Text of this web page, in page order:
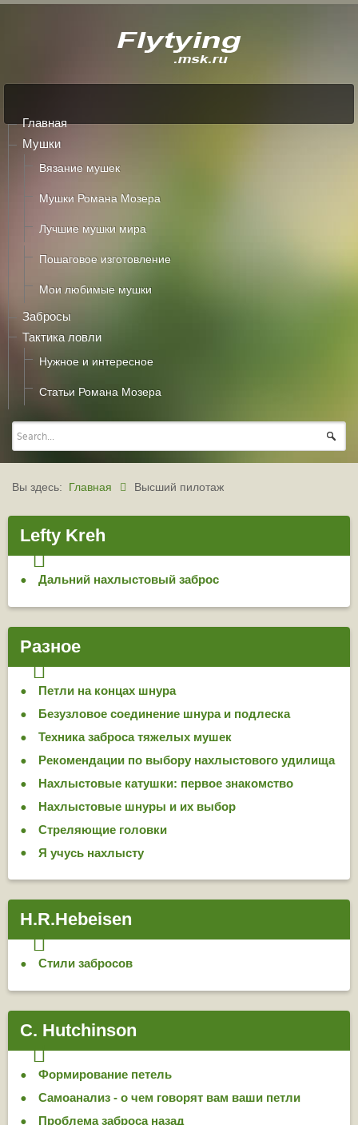
Главная
Мушки
Вязание мушек
Мушки Романа Мозера
Лучшие мушки мира
Пошаговое изготовление
Мои любимые мушки
Забросы
Тактика ловли
Нужное и интересное
Статьи Романа Мозера
Вы здесь: Главная Высший пилотаж
Lefty Kreh
Дальний нахлыстовый заброс
Разное
Петли на концах шнура
Безузловое соединение шнура и подлеска
Техника заброса тяжелых мушек
Рекомендации по выбору нахлыстового удилища
Нахлыстовые катушки: первое знакомство
Нахлыстовые шнуры и их выбор
Стреляющие головки
Я учусь нахлысту
H.R.Hebeisen
Стили забросов
C. Hutchinson
Формирование петель
Самоанализ - о чем говорят вам ваши петли
Проблема заброса назад